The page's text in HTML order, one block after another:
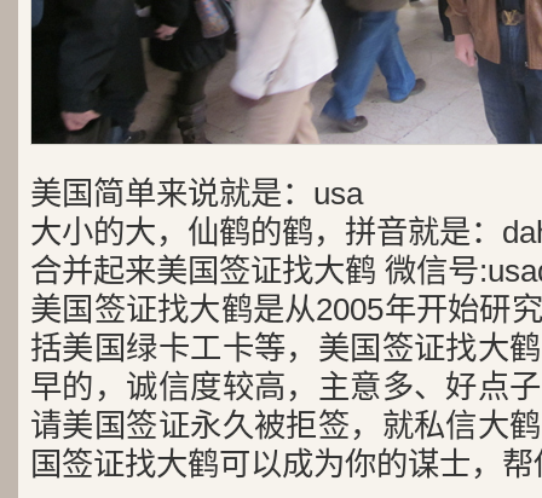
美国简单来说就是：usa
大小的大，仙鹤的鹤，拼音就是：
合并起来美国签证找大鹤 微信号
美国签证找大鹤是从2005年开始研
括美国绿卡工卡等，美国签证找大
早的，诚信度较高，主意多、好点
请美国签证永久被拒签，就私信大
国签证找大鹤可以成为你的谋士，